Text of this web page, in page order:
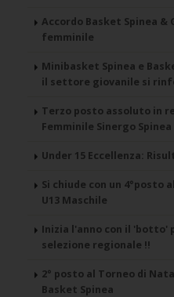
Accordo Basket Spinea
femminile
Minibasket Spinea e
il settore giovanile si
Terzo posto assoluto in
Femminile Sinergo Spinea
Under 15 Eccellenza:
Si chiude con un 4°posto
U13 Maschile
Inizia l'anno con il 'botto'
selezione regionale !!
2° posto al Torneo di
Basket Spinea